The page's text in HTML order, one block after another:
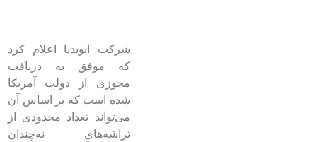
شرکت انویدیا اعلام کرد
که موفق به دریافت
مجوزی از دولت آمریکا
شده است که بر اساس آن
می‌تواند تعداد محدودی از
تراشه‌های نه‌چندان